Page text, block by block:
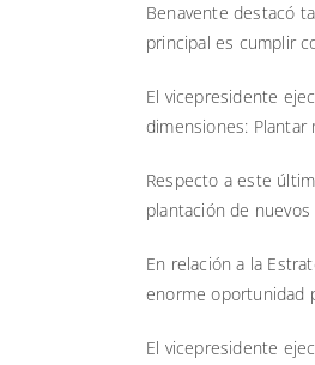
Benavente destacó
principal es cumplir
El vicepresidente
dimensiones:
Respecto a este
plantación de
En relación a la
enorme oportunidad
El vicepresidente